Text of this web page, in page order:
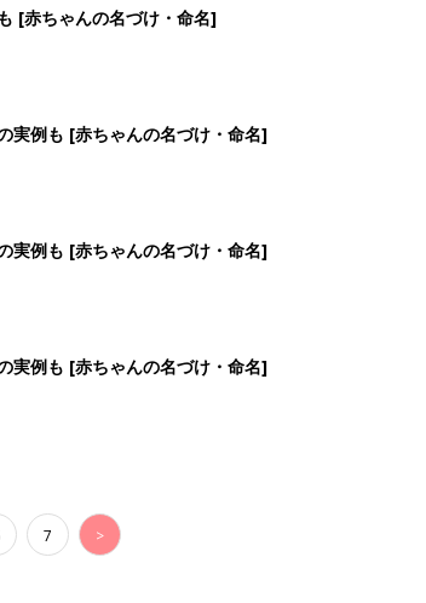
[赤ちゃんの名づけ・命名]
実例も [赤ちゃんの名づけ・命名]
実例も [赤ちゃんの名づけ・命名]
実例も [赤ちゃんの名づけ・命名]
7 >